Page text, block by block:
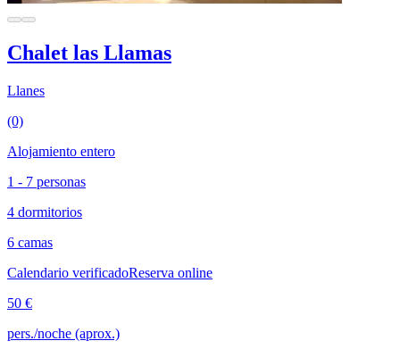
Chalet las Llamas
Llanes
(0)
Alojamiento entero
1 - 7 personas
4 dormitorios
6 camas
Calendario verificadoReserva online
50 €
pers./noche (aprox.)